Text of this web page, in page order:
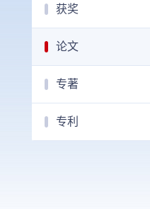
获奖
论文
专著
专利